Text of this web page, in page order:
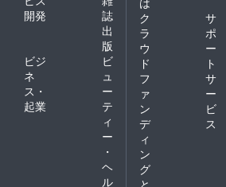
開発
誌
出
版
ビジ
ネ
ス・
起業
ビ
ュ
ー
テ
ィ
ー
・
ヘ
ル
ク
ラ
ウ
ド
フ
ァ
ン
デ
ィ
ン
グ
サ
ポ
ー
ト
サ
ー
ビ
ス